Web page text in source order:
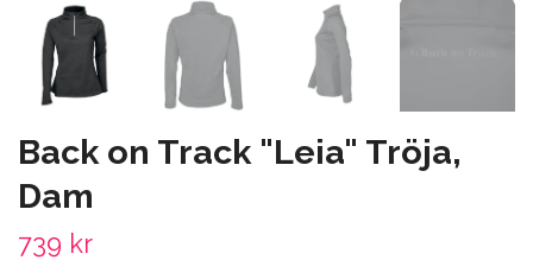
Back on Track "Leia" Tröja,
Dam
739 kr